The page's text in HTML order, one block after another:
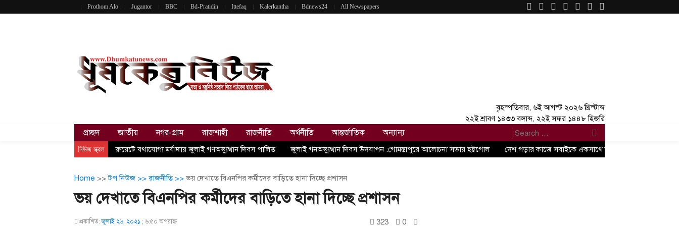
Prothom Alo Jugantor BBC Bd-Pratidin Ittefaq Kalerkantha Bdnews24 All Newspapers
বৃহস্পতিবার, ৬ই আগস্ট ২০২৬ খ্রিস্টাব্দ
২২ই শ্রাবণ ১৪৩৩ বঙ্গাব্দ, ২২ই সফর ১৪৪৮ হিজরি
প্রচ্ছদ জাতীয় নগর-গ্রাম রাজশাহী রাজনীতি অর্থনীতি আন্তর্জাতিক অন্যান্য
×
নিউজ স্ক্রল রুয়েটে যথাযোগ্য মর্যাদায় জুলাই গণঅভ্যুত্থান দিবস পালিত জুলাই গনঅভ্যুত্থান দিবস উদযাপন :গোমস্তাপুরে আলোচনা সভায় হট্টগোল দেশ গড়ার কাজে সবাইকে একসাথে কাজ করতে হবে” -জুলাই
Home >>টপ নিউজ >>রাজনীতি >>ভয় দেখাতে বিএনপির কর্মীদের বাড়িতে হানা দিচ্ছে প্রশাসন
ভয় দেখাতে বিএনপির কর্মীদের বাড়িতে হানা দিচ্ছে প্রশাসন
প্রকাশিত:জুলাই ২৬, ২০২১ ; ৬:৫০ অপরাহ্ণ 323 0